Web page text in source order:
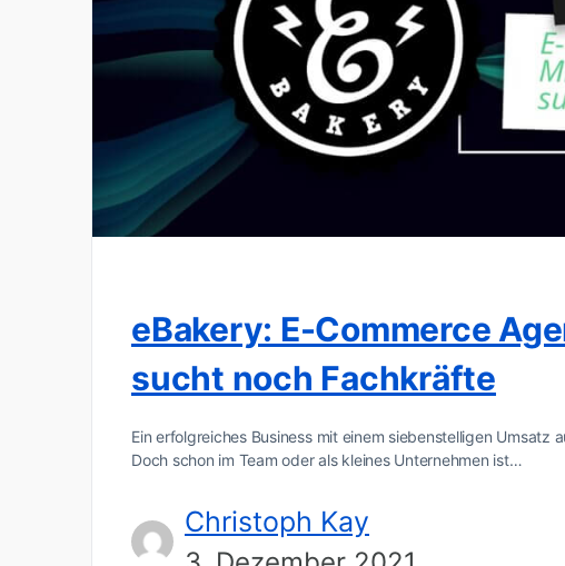
eBakery: E-Commerce
sucht noch Fachkräfte
Ein erfolgreiches Business mit einem siebenstelligen
Doch schon im Team oder als kleines Unternehmen ist…
Christoph Kay